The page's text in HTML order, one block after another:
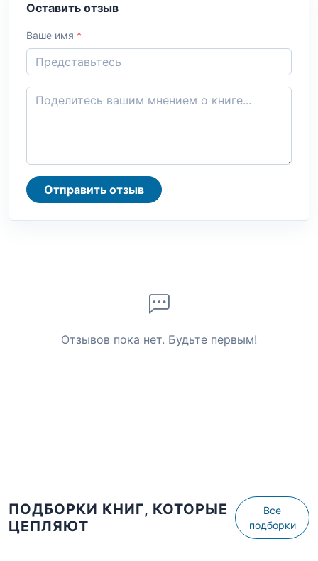
Оставить отзыв
Ваше имя *
Отправить отзыв
Отзывов пока нет. Будьте первым!
ПОДБОРКИ КНИГ, КОТОРЫЕ
ЦЕПЛЯЮТ
Все
подборки